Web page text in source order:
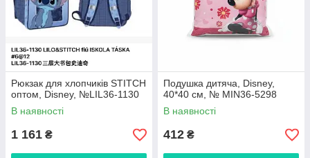
Рюкзак для хлопчиків STITCH
оптом, Disney, №LIL36-1130
В наявності
1 161 ₴
Подушка дитяча, Disney,
40*40 см, № MIN36-5298
В наявності
412 ₴